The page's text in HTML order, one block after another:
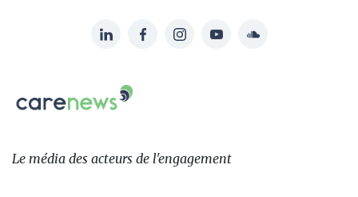
sur:
LinkedInFacebookInstagramYouTubeSoundcloud
Le
des
Le média des acteurs de l'engagement